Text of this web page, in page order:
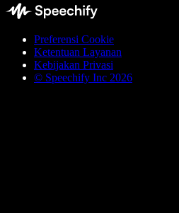
Preferensi Cookie
Ketentuan Layanan
Kebijakan Privasi
© Speechify Inc 2026